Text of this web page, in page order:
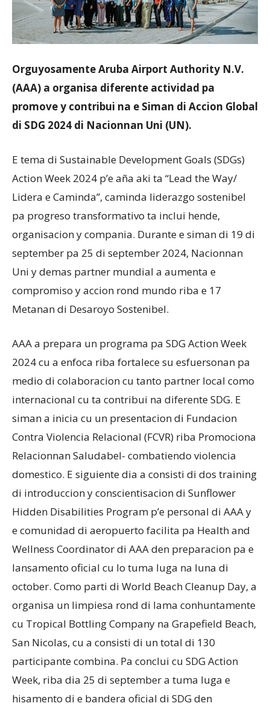
Orguyosamente Aruba Airport Authority N.V.
(AAA) a organisa diferente actividad pa
promove y contribui na e Siman di Accion Global
di SDG 2024 di Nacionnan Uni (UN).
E tema di Sustainable Development Goals (SDGs)
Action Week 2024 p’e aña aki ta “Lead the Way/
Lidera e Caminda”, caminda liderazgo sostenibel
pa progreso transformativo ta inclui hende,
organisacion y compania. Durante e siman di 19 di
september pa 25 di september 2024, Nacionnan
Uni y demas partner mundial a aumenta e
compromiso y accion rond mundo riba e 17
Metanan di Desaroyo Sostenibel.
AAA a prepara un programa pa SDG Action Week
2024 cu a enfoca riba fortalece su esfuersonan pa
medio di colaboracion cu tanto partner local como
internacional cu ta contribui na diferente SDG. E
siman a inicia cu un presentacion di Fundacion
Contra Violencia Relacional (FCVR) riba Promociona
Relacionnan Saludabel- combatiendo violencia
domestico. E siguiente dia a consisti di dos training
di introduccion y conscientisacion di Sunflower
Hidden Disabilities Program p’e personal di AAA y
e comunidad di aeropuerto facilita pa Health and
Wellness Coordinator di AAA den preparacion pa e
lansamento oficial cu lo tuma luga na luna di
october. Como parti di World Beach Cleanup Day, a
organisa un limpiesa rond di lama conhuntamente
cu Tropical Bottling Company na Grapefield Beach,
San Nicolas, cu a consisti di un total di 130
participante combina. Pa conclui cu SDG Action
Week, riba dia 25 di september a tuma luga e
hisamento di e bandera oficial di SDG den